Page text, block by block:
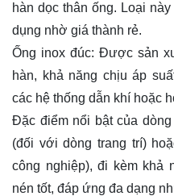
hàn dọc thân ống. Loại
dụng nhờ giá thành rẻ.
Ống inox đúc: Được sản
hàn, khả năng chịu áp
các hệ thống dẫn khí hoặc
Đặc điểm nổi bật của
(đối với dòng trang trí)
công nghiệp), đi kèm khả
nén tốt, đáp ứng đa dạng